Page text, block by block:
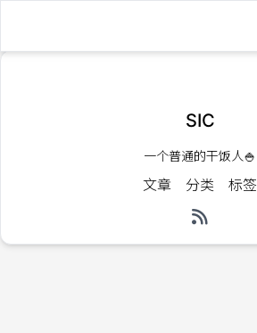
SIC
一个普通的干饭人🍚
文章 分类 标签